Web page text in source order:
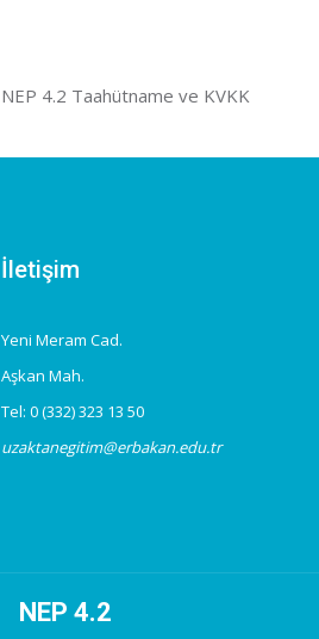
NEP 4.2 Taahütname ve KVKK
İletişim
Yeni Meram Cad.
Aşkan Mah.
Tel: 0 (332) 323 13 50
uzaktanegitim@erbakan.edu.tr
NEP 4.2